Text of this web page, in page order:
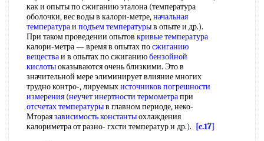
как и опыты по сжиганию эталона (температура
оболочки, вес воды в калори-метре,начальная
температураи подъем температурыв опыте и др.).
При таком проведении опытов кривые температура
калори-метра — время в опытах посжиганию
веществаи в опытах по сжиганиюбензойной
кислотыоказываются очень близкими. Это в
значительной мере элиминирует влияние многих
трудно контро-, лируемыхисточников погрешности
измерения (неучетинертности термометрапри
отсчетах температурыв главном периоде, неко-
Мтораязависимость константыохлаждения
калориметра от разно- гхсти температур и др.).
[c.17]